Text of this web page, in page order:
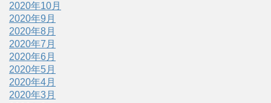
2020年10月
2020年9月
2020年8月
2020年7月
2020年6月
2020年5月
2020年4月
2020年3月